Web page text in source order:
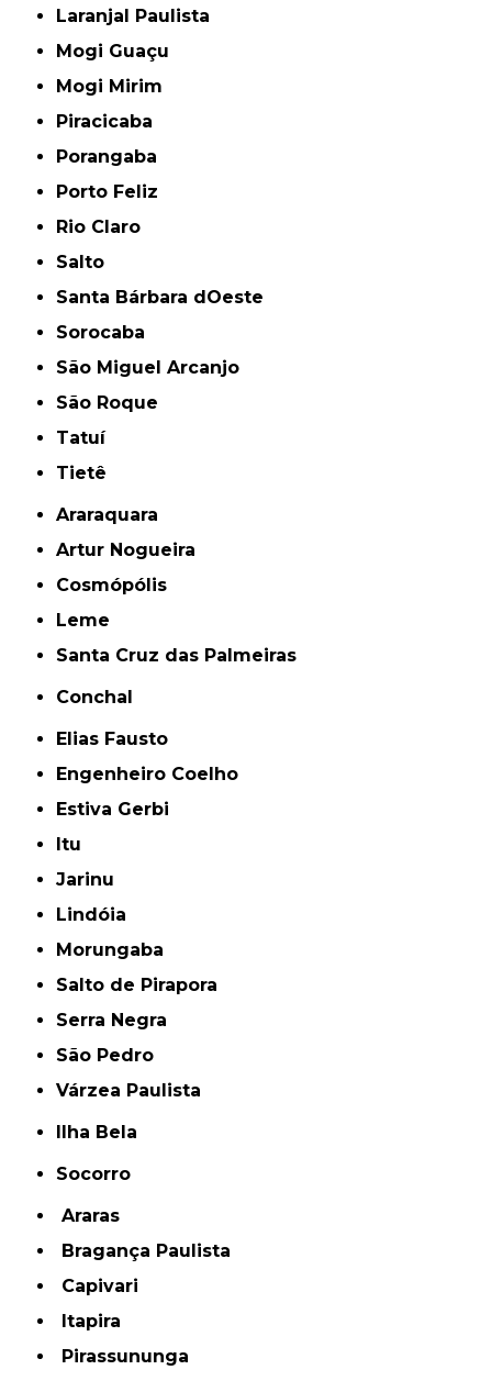
Laranjal Paulista
Mogi Guaçu
Mogi Mirim
Piracicaba
Porangaba
Porto Feliz
Rio Claro
Salto
Santa Bárbara dOeste
Sorocaba
São Miguel Arcanjo
São Roque
Tatuí
Tietê
Araraquara
Artur Nogueira
Cosmópólis
Leme
Santa Cruz das Palmeiras
Conchal
Elias Fausto
Engenheiro Coelho
Estiva Gerbi
Itu
Jarinu
Lindóia
Morungaba
Salto de Pirapora
Serra Negra
São Pedro
Várzea Paulista
Ilha Bela
Socorro
Araras
Bragança Paulista
Capivari
Itapira
Pirassununga